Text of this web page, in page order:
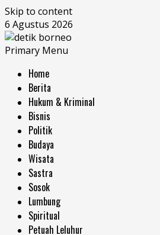
Skip to content
6 Agustus 2026
Primary Menu
Home
Berita
Hukum & Kriminal
Bisnis
Politik
Budaya
Wisata
Sastra
Sosok
Lumbung
Spiritual
Petuah Leluhur